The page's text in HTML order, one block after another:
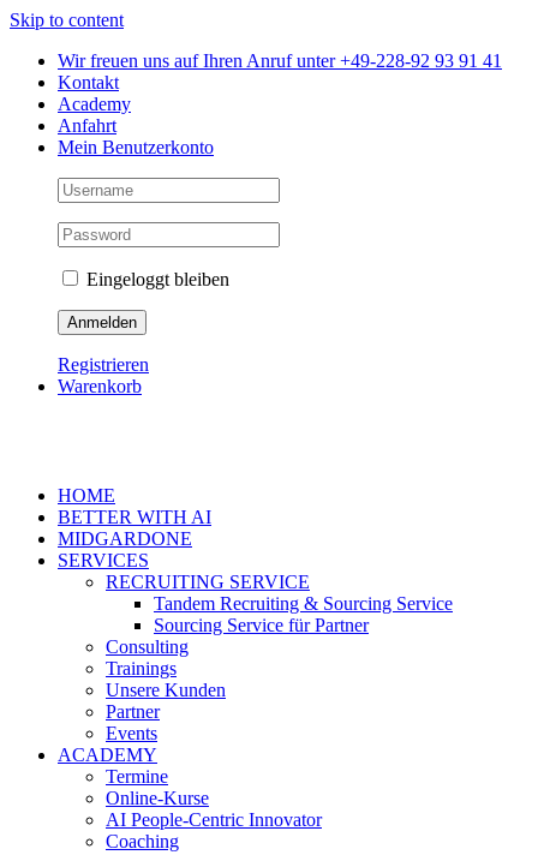
Skip to content
Wir freuen uns auf Ihren Anruf unter +49-228-92 93 91 41
Kontakt
Academy
Anfahrt
Mein Benutzerkonto
Eingeloggt bleiben
Registrieren
Warenkorb
HOME
BETTER WITH AI
MIDGARDONE
SERVICES
RECRUITING SERVICE
Tandem Recruiting & Sourcing Service
Sourcing Service für Partner
Consulting
Trainings
Unsere Kunden
Partner
Events
ACADEMY
Termine
Online-Kurse
AI People-Centric Innovator
Coaching